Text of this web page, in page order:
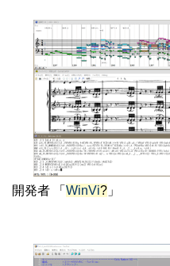
開発者 「 WinVi? 」